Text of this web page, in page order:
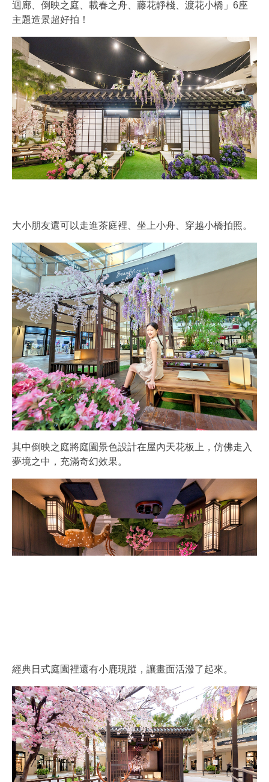
迴廊、倒映之庭、載春之舟、藤花靜棧、渡花小橋」6座
主題造景超好拍！
大小朋友還可以走進茶庭裡、坐上小舟、穿越小橋拍照。
其中倒映之庭將庭園景色設計在屋內天花板上，仿佛走入
夢境之中，充滿奇幻效果。
經典日式庭園裡還有小鹿現蹤，讓畫面活潑了起來。